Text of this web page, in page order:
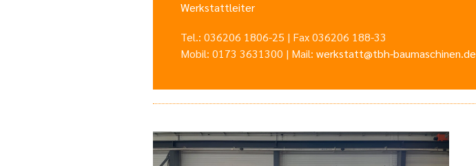
Werkstattleiter
Tel.: 036206 1806-25 | Fax 036206 188-33
Mobil: 0173 3631300 | Mail: werkstatt@tbh-baumaschinen.de